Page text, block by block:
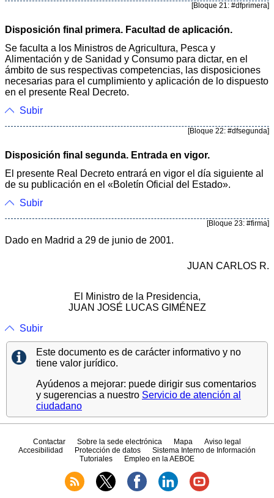
[Bloque 21: #dfprimera]
Disposición final primera. Facultad de aplicación.
Se faculta a los Ministros de Agricultura, Pesca y
Alimentación y de Sanidad y Consumo para dictar, en el
ámbito de sus respectivas competencias, las disposiciones
necesarias para el cumplimiento y aplicación de lo dispuesto
en el presente Real Decreto.
Subir
[Bloque 22: #dfsegunda]
Disposición final segunda. Entrada en vigor.
El presente Real Decreto entrará en vigor el día siguiente al
de su publicación en el «Boletín Oficial del Estado».
Subir
[Bloque 23: #firma]
Dado en Madrid a 29 de junio de 2001.
JUAN CARLOS R.
El Ministro de la Presidencia,
JUAN JOSÉ LUCAS GIMÉNEZ
Subir
Este documento es de carácter informativo y no
tiene valor jurídico.
Ayúdenos a mejorar: puede dirigir sus comentarios
y sugerencias a nuestro Servicio de atención al
ciudadano
Contactar Sobre la sede electrónica Mapa
Aviso legal
Accesibilidad
Protección de datos
Sistema Interno de Información
Tutoriales
Empleo en la AEBOE